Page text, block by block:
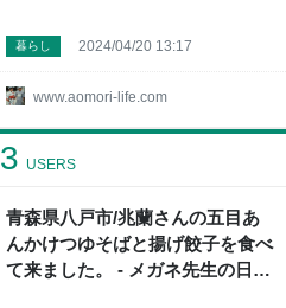
www.aomori-life.com
暮らし 2024/04/20 13:17
青森県八戸市/兆蘭さんの五目あ
んかけつゆそばと揚げ餃子を食べ
て来ました。 - メガネ先生の日記
3 USERS